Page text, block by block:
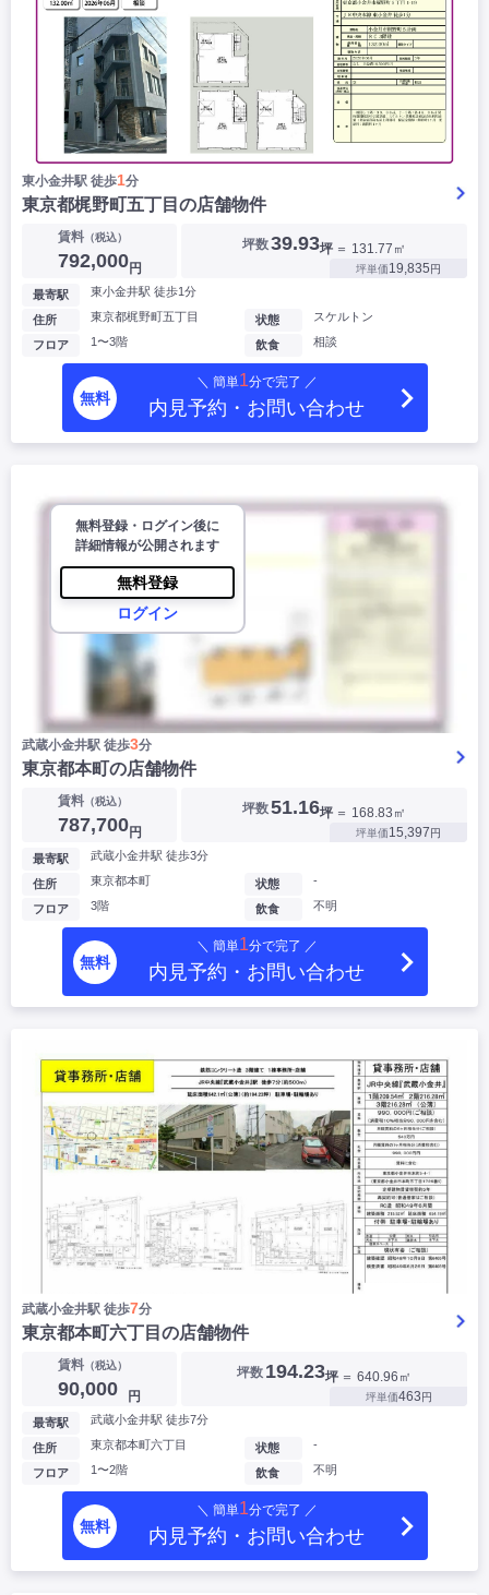
東小金井駅 徒歩1分
東京都梶野町五丁目の店舗物件
賃料（税込）
792,000円
坪数39.93坪 ＝ 131.77㎡
坪単価19,835円
最寄駅 東小金井駅 徒歩1分
住所 東京都梶野町五丁目
フロア 1〜3階
状態 スケルトン
飲食 相談
無料
＼ 簡単1分で完了 ／
内見予約・お問い合わせ
無料登録・ログイン後に
詳細情報が公開されます
無料登録
ログイン
武蔵小金井駅 徒歩3分
東京都本町の店舗物件
賃料（税込）
787,700円
坪数51.16坪 ＝ 168.83㎡
坪単価15,397円
最寄駅 武蔵小金井駅 徒歩3分
住所 東京都本町
フロア 3階
状態 -
飲食 不明
無料
＼ 簡単1分で完了 ／
内見予約・お問い合わせ
武蔵小金井駅 徒歩7分
東京都本町六丁目の店舗物件
賃料 （税込）
90,000 円
坪数 194.23坪 ＝ 640.96㎡
坪単価463円
最寄駅 武蔵小金井駅 徒歩7分
住所 東京都本町六丁目
フロア 1〜2階
状態 -
飲食 不明
無料
＼ 簡単1分で完了 ／
内見予約・お問い合わせ